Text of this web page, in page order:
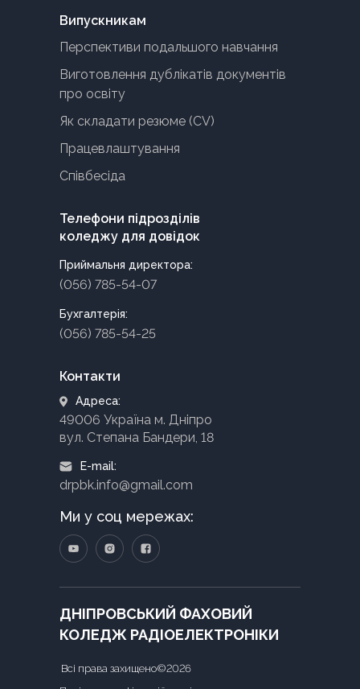
Випускникам
Перспективи подальшого навчання
Виготовлення дублікатів документів
про освіту
Як складати резюме (CV)
Працевлаштування
Співбесіда
Телефони підрозділів
коледжу для довідок
Приймальня директора:
(056) 785-54-07
Бухгалтерія:
(056) 785-54-25
Контакти
Адреса:
49006 Україна м. Дніпро
вул. Степана Бандери, 18
E-mail:
drpbk.info@gmail.com
Ми у соц мережах:
ДНІПРОВСЬКИЙ ФАХОВИЙ
КОЛЕДЖ РАДІОЕЛЕКТРОНІКИ
Всі права захищено©2026